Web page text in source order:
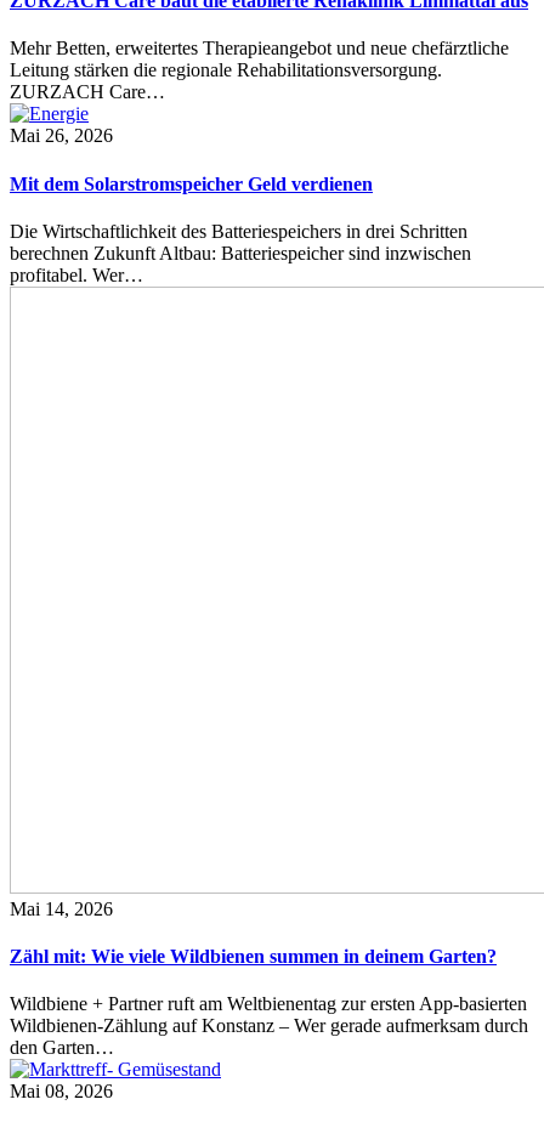
Mehr Betten, erweitertes Therapieangebot und neue chefärztliche
Leitung stärken die regionale Rehabilitationsversorgung.
ZURZACH Care…
Mai 26, 2026
Mit dem Solarstromspeicher Geld verdienen
Die Wirtschaftlichkeit des Batteriespeichers in drei Schritten
berechnen Zukunft Altbau: Batteriespeicher sind inzwischen
profitabel. Wer…
Mai 14, 2026
Zähl mit: Wie viele Wildbienen summen in deinem Garten?
Wildbiene + Partner ruft am Weltbienentag zur ersten App-basierten
Wildbienen-Zählung auf Konstanz – Wer gerade aufmerksam durch
den Garten…
Mai 08, 2026